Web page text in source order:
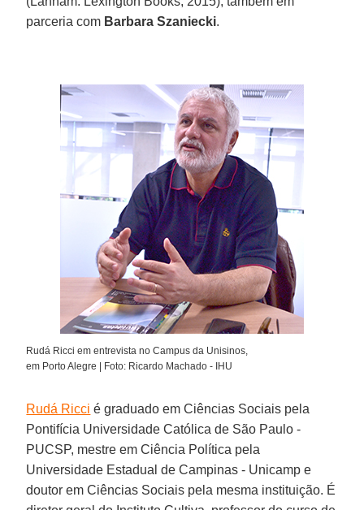
parceria com Barbara Szaniecki.
Rudá Ricci em entrevista no Campus da Unisinos,
em Porto Alegre | Foto: Ricardo Machado - IHU
Rudá Ricci é graduado em Ciências Sociais pela
Pontifícia Universidade Católica de São Paulo -
PUCSP, mestre em Ciência Política pela
Universidade Estadual de Campinas - Unicamp e
doutor em Ciências Sociais pela mesma instituição. É